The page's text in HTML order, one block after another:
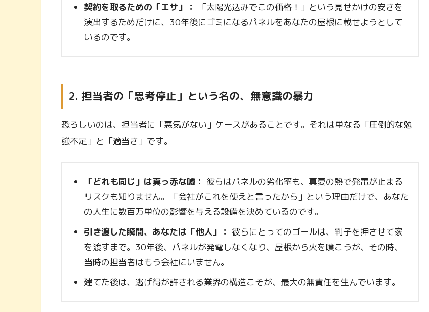
契約を取るための「エサ」：
「太陽光込みでこの価格！」という見せかけの安さを
演出するためだけに、30年後にゴミになるパネルをあなたの屋根に載せようとして
いるのです。
2. 担当者の「思考停止」という名の、無意識の暴力
恐ろしいのは、担当者に「悪気がない」ケースがあることです。それは単なる「圧倒的な勉
強不足」と「適当さ」です。
「どれも同じ」は真っ赤な嘘： 彼らはパネルの劣化率も、真夏の熱で発電が止まる
リスクも知りません。「会社がこれを使えと言ったから」という理由だけで、あなた
の人生に数百万単位の影響を与える設備を決めているのです。
引き渡した瞬間、あなたは「他人」： 彼らにとってのゴールは、判子を押させて家
を渡すまで。30年後、パネルが発電しなくなり、屋根から火を噴こうが、その時、
当時の担当者はもう会社にいません。
建てた後は、逃げ得が許される業界の構造こそが、最大の無責任を生んでいます。